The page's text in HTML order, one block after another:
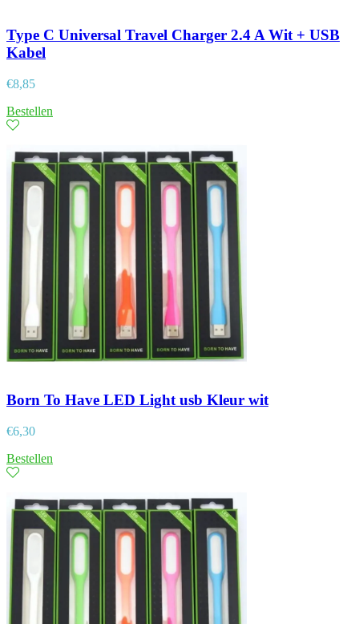
Type C Universal Travel Charger 2.4 A Wit + USB
Kabel
€8,85
Bestellen
Born To Have LED Light usb Kleur wit
€6,30
Bestellen